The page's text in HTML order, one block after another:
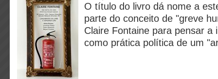
O título do livro dá nome a
parte do conceito de "greve
Claire Fontaine para pensar a
como prática política de um